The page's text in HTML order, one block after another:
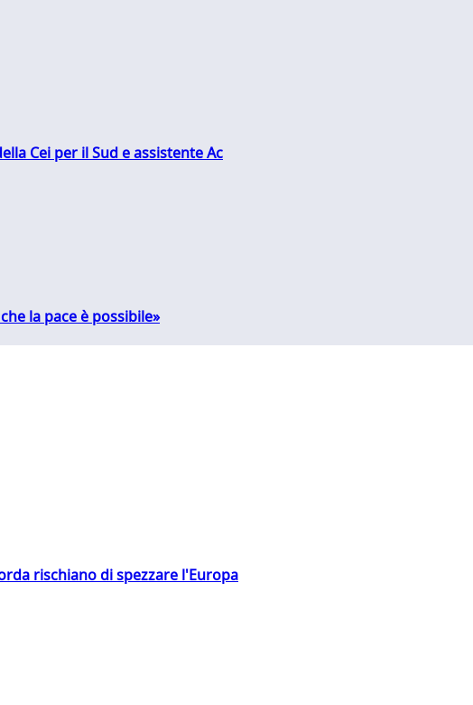
Cei per il Sud e assistente Ac
la pace è possibile»
rischiano di spezzare l'Europa